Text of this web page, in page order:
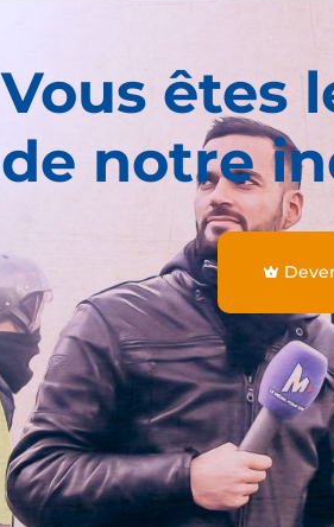
Vous êtes
de notre